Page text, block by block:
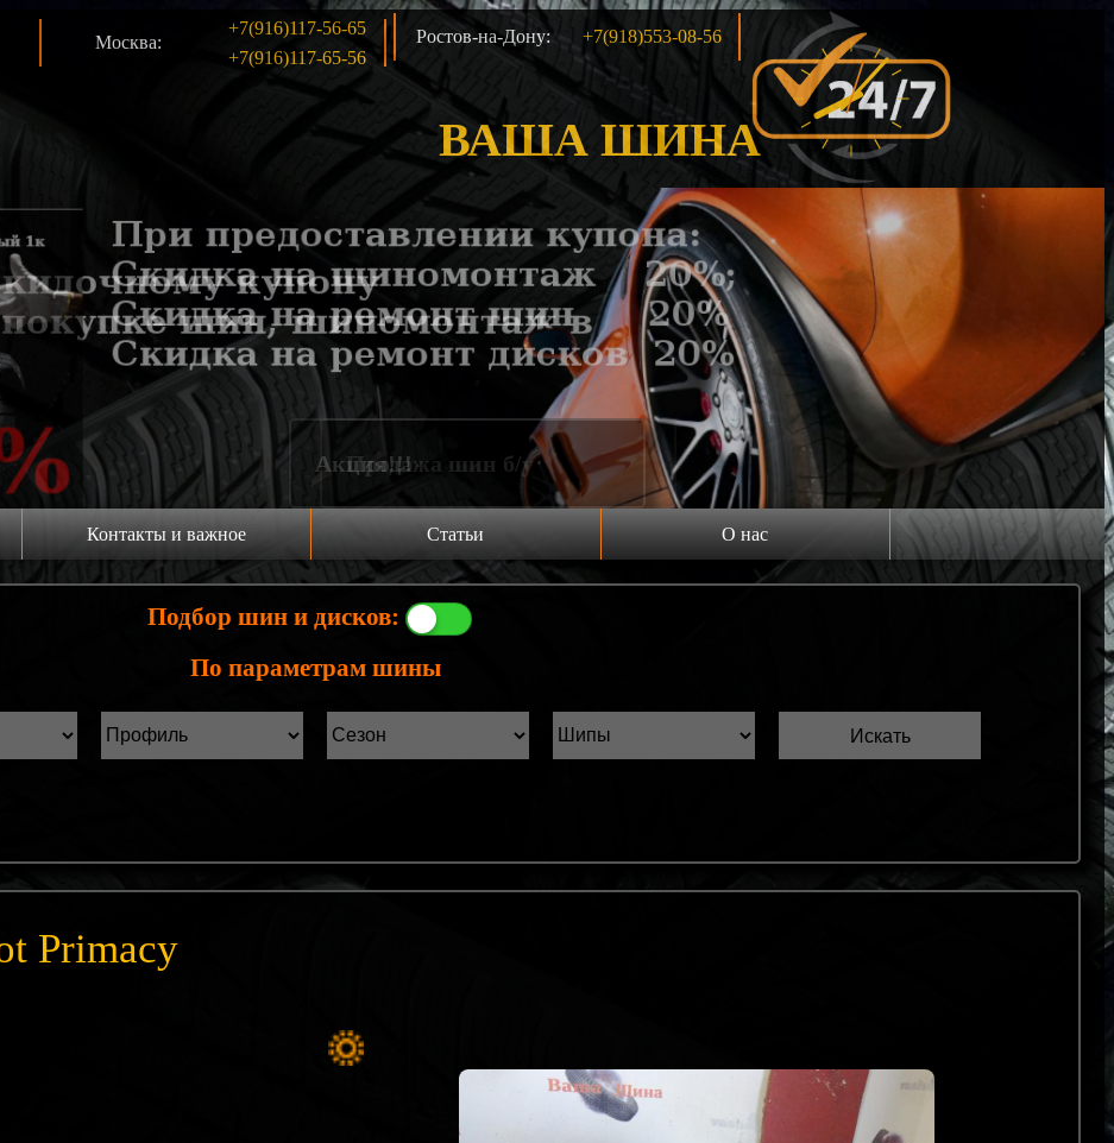
Москва:
+7(916)117-56-65
+7(916)117-65-56
Ростов-на-Дону: +7(918)553-08-56
ВАША ШИНА
Контакты и важное
На главную
Статьи
Производители шин
Статьи Лист1
Статьи Лист2
О нас
Выкуп шин Б/У
Подбор шин и дисков:
По параметрам шины
Primacy